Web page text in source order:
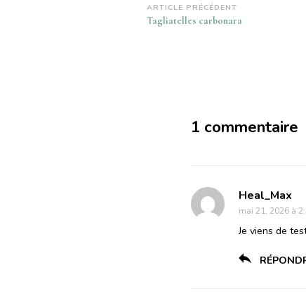
Navigation
d’article
ARTICLE PRÉCÉDENT
Tagliatelles carbonara
1 commentaire
Heal_Max
mai 21, 2026 à
Je viens de